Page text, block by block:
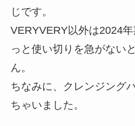
じです。
VERYVERY以外は2024
っと使い切りを急がない
ん。
ちなみに、クレンジング
ちゃいました。